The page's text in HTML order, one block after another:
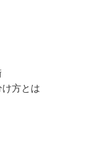
方とは